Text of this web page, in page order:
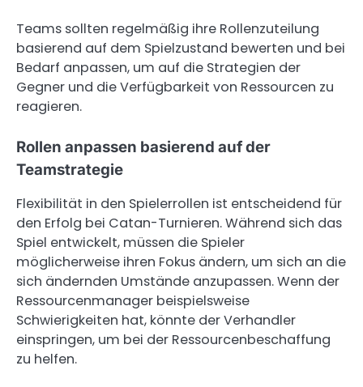
Teams sollten regelmäßig ihre Rollenzuteilung
basierend auf dem Spielzustand bewerten und bei
Bedarf anpassen, um auf die Strategien der
Gegner und die Verfügbarkeit von Ressourcen zu
reagieren.
Rollen anpassen basierend auf der
Teamstrategie
Flexibilität in den Spielerrollen ist entscheidend für
den Erfolg bei Catan-Turnieren. Während sich das
Spiel entwickelt, müssen die Spieler
möglicherweise ihren Fokus ändern, um sich an die
sich ändernden Umstände anzupassen. Wenn der
Ressourcenmanager beispielsweise
Schwierigkeiten hat, könnte der Verhandler
einspringen, um bei der Ressourcenbeschaffung
zu helfen.